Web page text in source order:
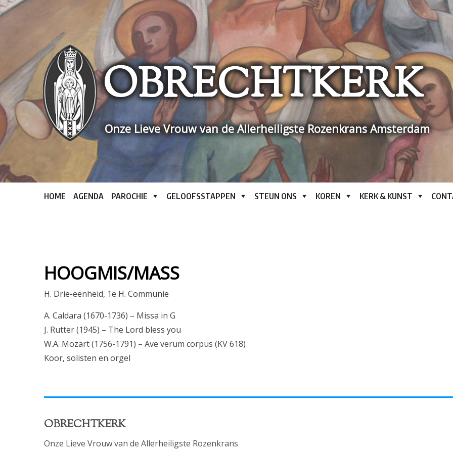
Skip
to
OBRECHTKERK
Onze Lieve Vrouw van de Allerheiligste Rozenkrans Amsterdam
HOME AGENDA PAROCHIE GELOOFSSTAPPEN STEUN ONS KOREN KERK & KUNST
HOOGMIS/MASS
H. Drie-eenheid, 1e H. Communie
A. Caldara (1670-1736) – Missa in G
J. Rutter (1945) – The Lord bless you
W.A. Mozart (1756-1791) – Ave verum corpus (KV 618)
Koor, solisten en orgel
OBRECHTKERK
Onze Lieve Vrouw van de Allerheiligste Rozenkrans